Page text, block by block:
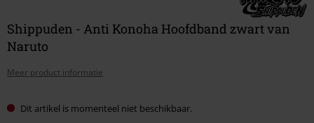
Shippuden - Anti Konoha Hoofdband zwart van
Naruto
Meer product informatie
Dit artikel is momenteel niet beschikbaar.